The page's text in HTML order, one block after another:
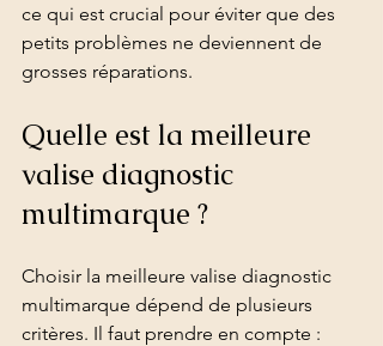
ce qui est crucial pour éviter que des
petits problèmes ne deviennent de
grosses réparations.
Quelle est la meilleure
valise diagnostic
multimarque ?
Choisir la meilleure valise diagnostic
multimarque dépend de plusieurs
critères. Il faut prendre en compte :